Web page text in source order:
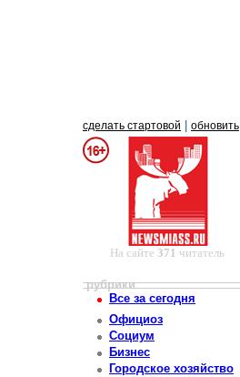
сделать стартовой обновить
На сайте 371 читатель
рубрики
Все за сегодня
Официоз
Социум
Бизнес
Городское хозяйство